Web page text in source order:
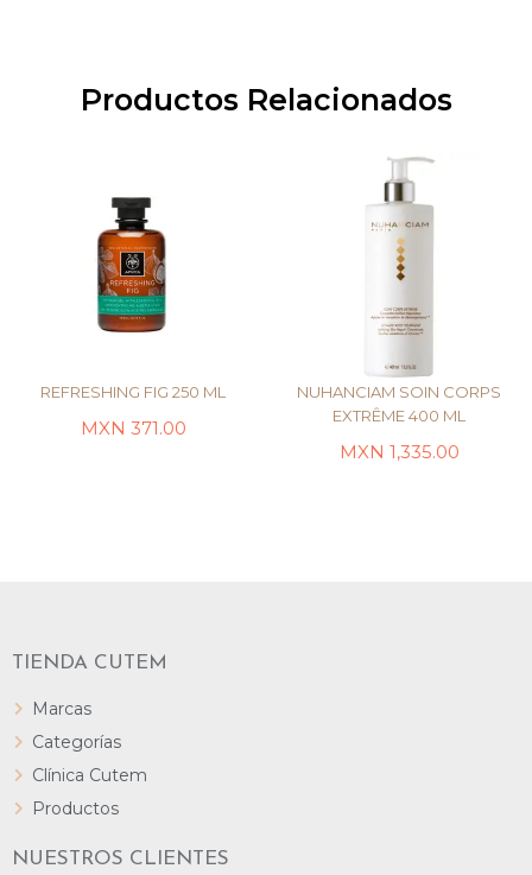
Productos Relacionados
NUHANCIAM SOIN CORPS
EXTRÊME 400 ML
1,335.00
REFRESHING FIG 250 ML
371.00
TIENDA CUTEM
Marcas
Categorías
Clínica Cutem
Productos
NUESTROS CLIENTES